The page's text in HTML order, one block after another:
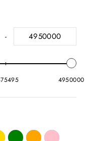
-
4950000